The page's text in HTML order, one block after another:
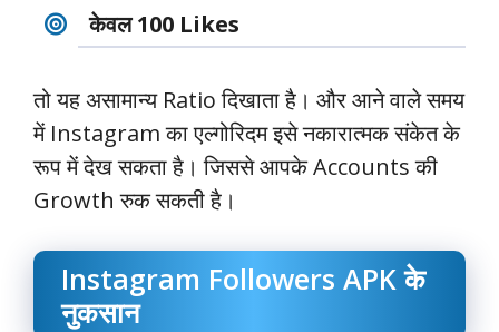
केवल 100 Likes
तो यह असामान्य Ratio दिखाता है। और आने वाले समय
में Instagram का एल्गोरिदम इसे नकारात्मक संकेत के
रूप में देख सकता है। जिससे आपके Accounts की
Growth रुक सकती है।
Instagram Followers APK के
नुकसान